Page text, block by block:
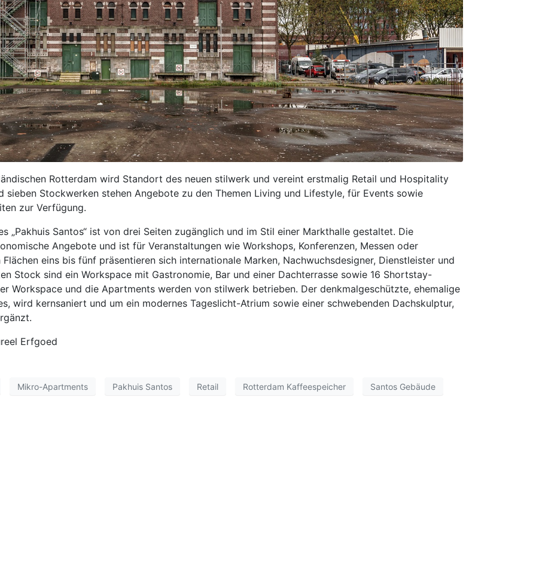
Rotterdam wird Standort des neuen stilwerk und vereint erstmalig Retail und Hospitality
sieben Stockwerken stehen Angebote zu den Themen Living und Lifestyle, für Events sowie
zur Verfügung.
„Pakhuis Santos“ ist von drei Seiten zugänglich und im Stil einer Markthalle gestaltet. Die
Angebote und ist für Veranstaltungen wie Workshops, Konferenzen, Messen oder
eins bis fünf präsentieren sich internationale Marken, Nachwuchsdesigner, Dienstleister und
Stock sind ein Workspace mit Gastronomie, Bar und einer Dachterrasse sowie 16 Shortstay-
Workspace und die Apartments werden von stilwerk betrieben. Der denkmalgeschützte, ehemalige
wird kernsaniert und um ein modernes Tageslicht-Atrium sowie einer schwebenden Dachskulptur,
Erfgoed
Mikro-Apartments Pakhuis Santos Retail Rotterdam Kaffeespeicher Santos Gebäude